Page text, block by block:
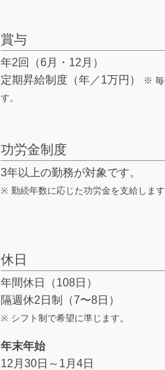
賞与
年2回（6月・12月）
定期昇給制度（年／1万円）
※ 毎
す。
功労金制度
3年以上の勤務が対象です。
※ 勤続年数に応じた功労金を支給します
休日
年間休日（108日）
隔週休2日制（7〜8日）
※ シフト制で希望に準じます。
年末年始
12月30日～1月4日